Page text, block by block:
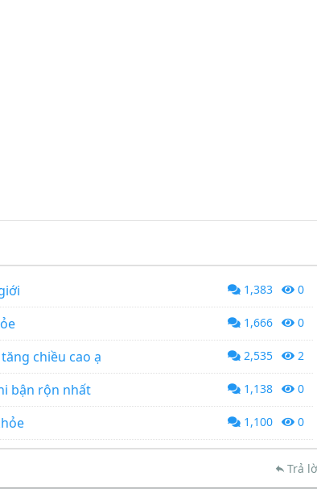
0
1,383
0
1,666
chiều cao ạ 2
2,535
bận rộn nhất 0
1,138
0
1,100
Trả